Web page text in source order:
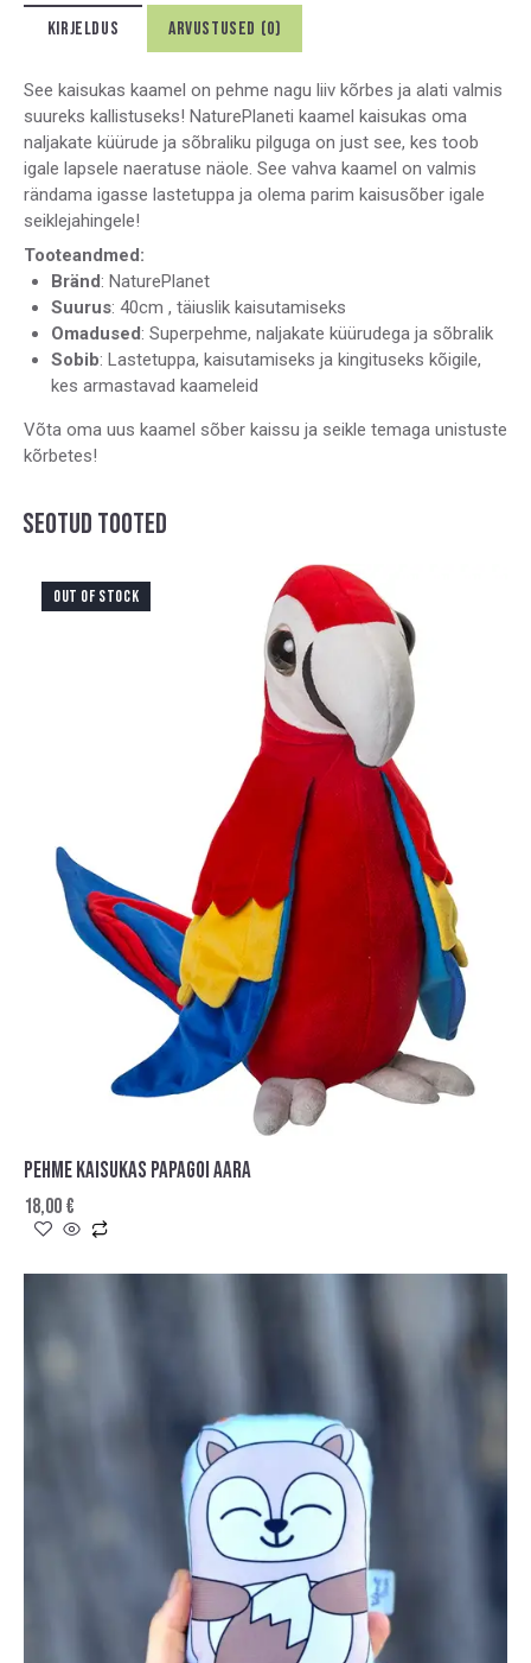
KIRJELDUS ARVUSTUSED (0)
See kaisukas kaamel on pehme nagu liiv kõrbes ja alati valmis
suureks kallistuseks! NaturePlaneti kaamel kaisukas oma
naljakate küürude ja sõbraliku pilguga on just see, kes toob
igale lapsele naeratuse näole. See vahva kaamel on valmis
rändama igasse lastetuppa ja olema parim kaisusõber igale
seiklejahingele!
Tooteandmed:
Bränd: NaturePlanet
Suurus: 40cm , täiuslik kaisutamiseks
Omadused: Superpehme, naljakate küürudega ja sõbralik
Sobib: Lastetuppa, kaisutamiseks ja kingituseks kõigile,
kes armastavad kaameleid
Võta oma uus kaamel sõber kaissu ja seikle temaga unistuste
kõrbetes!
SEOTUD TOOTED
OUT OF STOCK
PEHME KAISUKAS PAPAGOI AARA
18,00€